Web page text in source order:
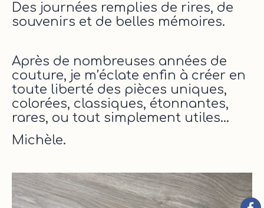
Des journées remplies de rires, de
souvenirs et de belles mémoires.
Après de nombreuses années de
couture, je m’éclate enfin à créer en
toute liberté des pièces uniques,
colorées, classiques, étonnantes,
rares, ou tout simplement utiles...
Michèle.